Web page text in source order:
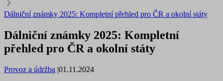
Dálniční známky 2025: Kompletní přehled pro ČR a okolní státy
Dálniční známky 2025: Kompletní
přehled pro ČR a okolní státy
Provoz a údržba |01.11.2024